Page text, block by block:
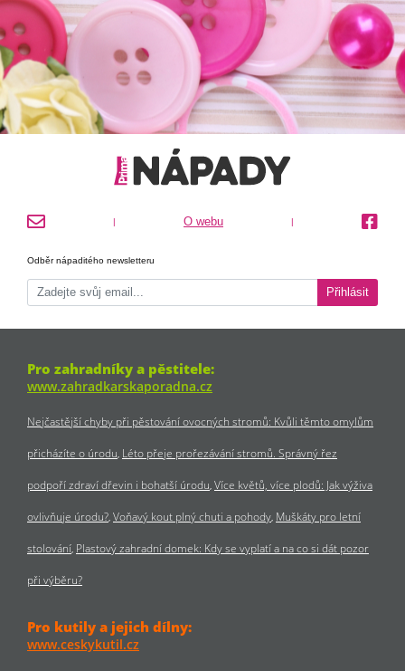
| O webu |
Odběr nápaditého newsletteru
Přihlásit
Pro zahradníky a pěstitele:
www.zahradkarskaporadna.cz
Nejčastější chyby při pěstování ovocných stromů: Kvůli těmto omylům
přicházíte o úrodu Léto přeje prořezávání stromů. Správný řez
podpoří zdraví dřevin i bohatší úrodu Více květů, více plodů: Jak výživa
ovlivňuje úrodu? Voňavý kout plný chuti a pohody Muškáty pro letní
stolování Plastový zahradní domek: Kdy se vyplatí a na co si dát pozor
při výběru?
Pro kutily a jejich dílny:
www.ceskykutil.cz